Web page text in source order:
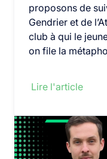
proposons de
Gendrier et de
club à qui le
on file la
Lire l'article